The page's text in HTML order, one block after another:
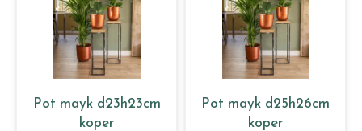
Pot mayk d23h23cm
koper
Pot mayk d25h26cm
koper